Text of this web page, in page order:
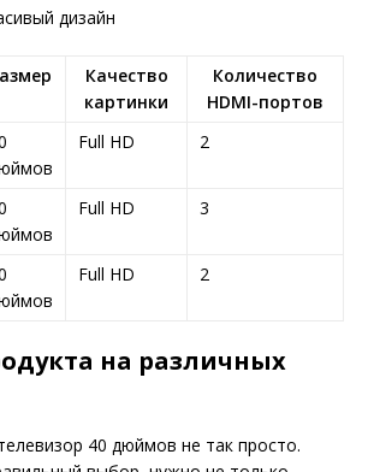
дизайн
Качество
картинки
Количество
HDMI-портов
Full HD 2
Full HD 3
Full HD 2
на различных
40 дюймов не так просто.